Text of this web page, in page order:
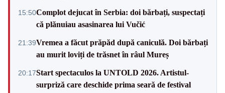
15:50Complot dejucat în Serbia: doi bărbați, suspectați
că plănuiau asasinarea lui Vučić
21:39Vremea a făcut prăpăd după caniculă. Doi bărbați
au murit loviți de trăsnet în râul Mureș
20:17Start spectaculos la UNTOLD 2026. Artistul-
surpriză care deschide prima seară de festival